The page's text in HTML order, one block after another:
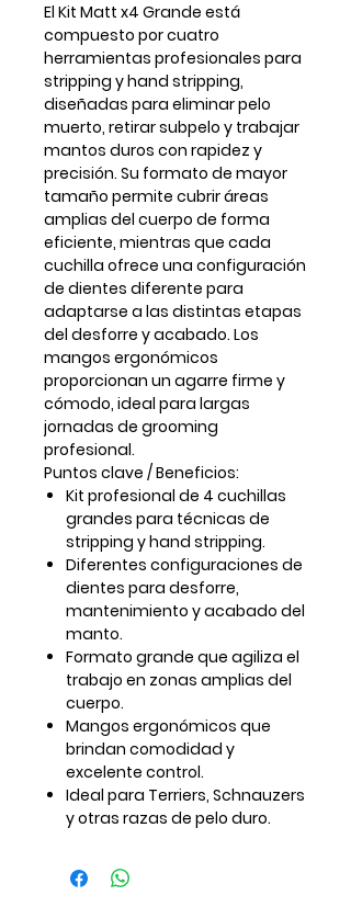
El Kit Matt x4 Grande está
compuesto por cuatro
herramientas profesionales para
stripping y hand stripping,
diseñadas para eliminar pelo
muerto, retirar subpelo y trabajar
mantos duros con rapidez y
precisión. Su formato de mayor
tamaño permite cubrir áreas
amplias del cuerpo de forma
eficiente, mientras que cada
cuchilla ofrece una configuración
de dientes diferente para
adaptarse a las distintas etapas
del desforre y acabado. Los
mangos ergonómicos
proporcionan un agarre firme y
cómodo, ideal para largas
jornadas de grooming
profesional.
Puntos clave / Beneficios:
Kit profesional de 4 cuchillas
grandes para técnicas de
stripping y hand stripping.
Diferentes configuraciones de
dientes para desforre,
mantenimiento y acabado del
manto.
Formato grande que agiliza el
trabajo en zonas amplias del
cuerpo.
Mangos ergonómicos que
brindan comodidad y
excelente control.
Ideal para Terriers, Schnauzers
y otras razas de pelo duro.